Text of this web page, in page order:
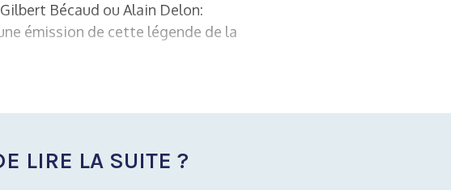
Bécaud ou Alain Delon:
émission de cette légende de la
LIRE LA SUITE ?